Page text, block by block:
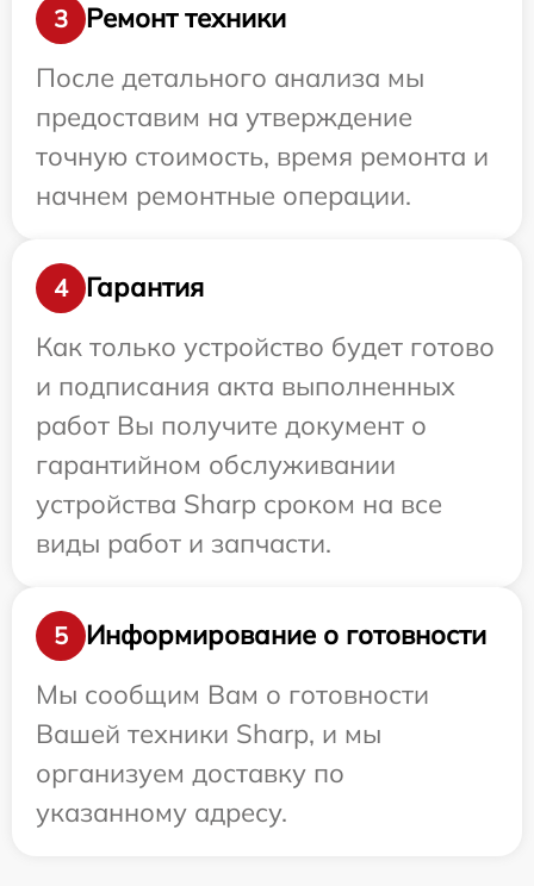
3
Ремонт техники
После детального анализа мы
предоставим на утверждение
точную стоимость, время ремонта и
начнем ремонтные операции.
4
Гарантия
Как только устройство будет готово
и подписания акта выполненных
работ Вы получите документ о
гарантийном обслуживании
устройства Sharp сроком на все
виды работ и запчасти.
5
Информирование о готовности
Мы сообщим Вам о готовности
Вашей техники Sharp, и мы
организуем доставку по
указанному адресу.